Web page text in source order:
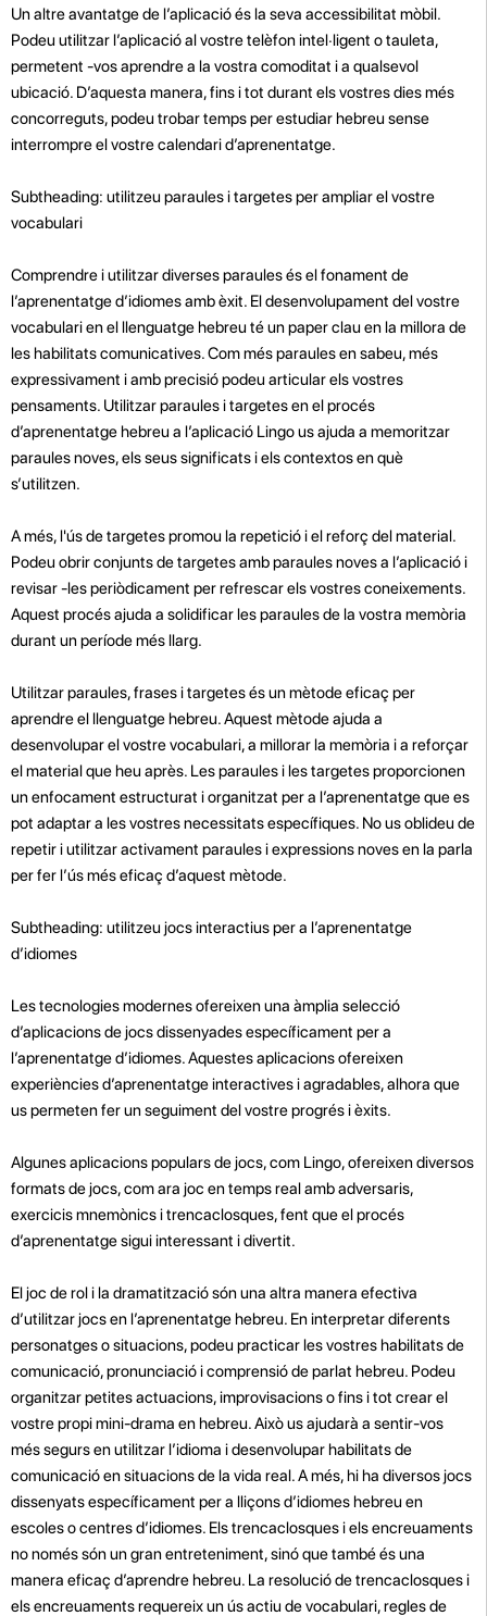
Un altre avantatge de l’aplicació és la seva accessibilitat mòbil.
Podeu utilitzar l’aplicació al vostre telèfon intel·ligent o tauleta,
permetent -vos aprendre a la vostra comoditat i a qualsevol
ubicació. D’aquesta manera, fins i tot durant els vostres dies més
concorreguts, podeu trobar temps per estudiar hebreu sense
interrompre el vostre calendari d’aprenentatge.
Subtheading: utilitzeu paraules i targetes per ampliar el vostre
vocabulari
Comprendre i utilitzar diverses paraules és el fonament de
l’aprenentatge d’idiomes amb èxit. El desenvolupament del vostre
vocabulari en el llenguatge hebreu té un paper clau en la millora de
les habilitats comunicatives. Com més paraules en sabeu, més
expressivament i amb precisió podeu articular els vostres
pensaments. Utilitzar paraules i targetes en el procés
d’aprenentatge hebreu a l’aplicació Lingo us ajuda a memoritzar
paraules noves, els seus significats i els contextos en què
s’utilitzen.
A més, l'ús de targetes promou la repetició i el reforç del material.
Podeu obrir conjunts de targetes amb paraules noves a l’aplicació i
revisar -les periòdicament per refrescar els vostres coneixements.
Aquest procés ajuda a solidificar les paraules de la vostra memòria
durant un període més llarg.
Utilitzar paraules, frases i targetes és un mètode eficaç per
aprendre el llenguatge hebreu. Aquest mètode ajuda a
desenvolupar el vostre vocabulari, a millorar la memòria i a reforçar
el material que heu après. Les paraules i les targetes proporcionen
un enfocament estructurat i organitzat per a l’aprenentatge que es
pot adaptar a les vostres necessitats específiques. No us oblideu de
repetir i utilitzar activament paraules i expressions noves en la parla
per fer l’ús més eficaç d’aquest mètode.
Subtheading: utilitzeu jocs interactius per a l’aprenentatge
d’idiomes
Les tecnologies modernes ofereixen una àmplia selecció
d’aplicacions de jocs dissenyades específicament per a
l’aprenentatge d’idiomes. Aquestes aplicacions ofereixen
experiències d’aprenentatge interactives i agradables, alhora que
us permeten fer un seguiment del vostre progrés i èxits.
Algunes aplicacions populars de jocs, com Lingo, ofereixen diversos
formats de jocs, com ara joc en temps real amb adversaris,
exercicis mnemònics i trencaclosques, fent que el procés
d’aprenentatge sigui interessant i divertit.
El joc de rol i la dramatització són una altra manera efectiva
d’utilitzar jocs en l’aprenentatge hebreu. En interpretar diferents
personatges o situacions, podeu practicar les vostres habilitats de
comunicació, pronunciació i comprensió de parlat hebreu. Podeu
organitzar petites actuacions, improvisacions o fins i tot crear el
vostre propi mini-drama en hebreu. Això us ajudarà a sentir-vos
més segurs en utilitzar l’idioma i desenvolupar habilitats de
comunicació en situacions de la vida real. A més, hi ha diversos jocs
dissenyats específicament per a lliçons d’idiomes hebreu en
escoles o centres d’idiomes. Els trencaclosques i els encreuaments
no només són un gran entreteniment, sinó que també és una
manera eficaç d’aprendre hebreu. La resolució de trencaclosques i
els encreuaments requereix un ús actiu de vocabulari, regles de